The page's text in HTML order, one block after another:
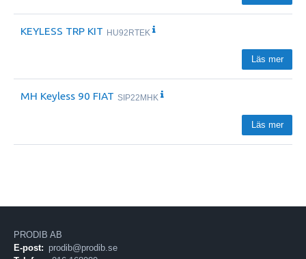
KEYLESS TRP KIT HU92RTEK
Läs mer
MH Keyless 90 FIAT SIP22MHK
Läs mer
PRODIB AB
E-post: prodib@prodib.se